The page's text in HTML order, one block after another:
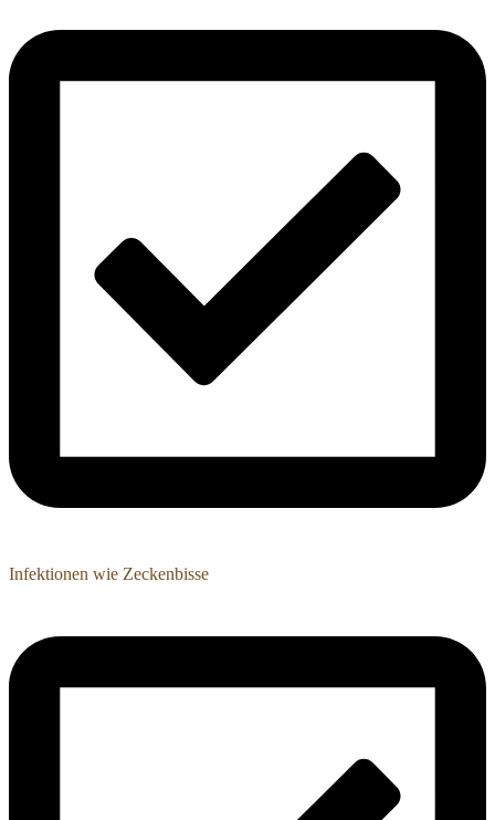
Infektionen wie Zeckenbisse